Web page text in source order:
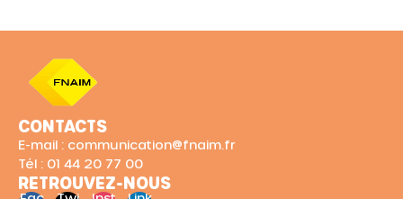
CONTACTS
E-mail : communication@fnaim.fr
Tél : 01 44 20 77 00
RETROUVEZ-NOUS